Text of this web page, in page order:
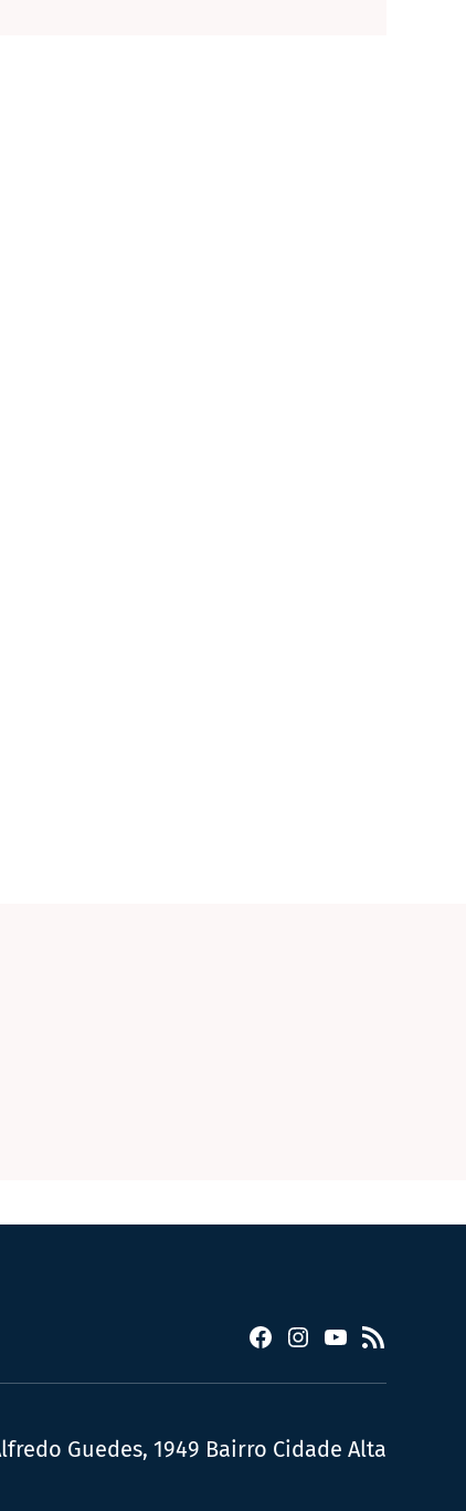
Facebook
Instagram
YouTube
RSS
Guedes, 1949 Bairro Cidade Alta